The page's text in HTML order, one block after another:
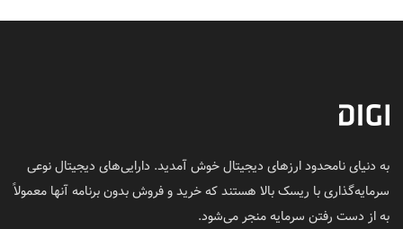
به دنیای نامحدود ارزهای دیجیتال خوش آمدید. دارایی‌های دیجیتال نوعی
سرمایه‌گذاری با ریسک بالا هستند که خرید و فروش بدون برنامه آنها معمولاً
به از دست رفتن سرمایه منجر می‌شود.